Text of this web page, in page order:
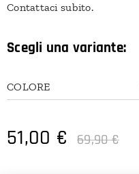
Contattaci subito.
Scegli una variante:
COLORE
51,00 € 69,90€